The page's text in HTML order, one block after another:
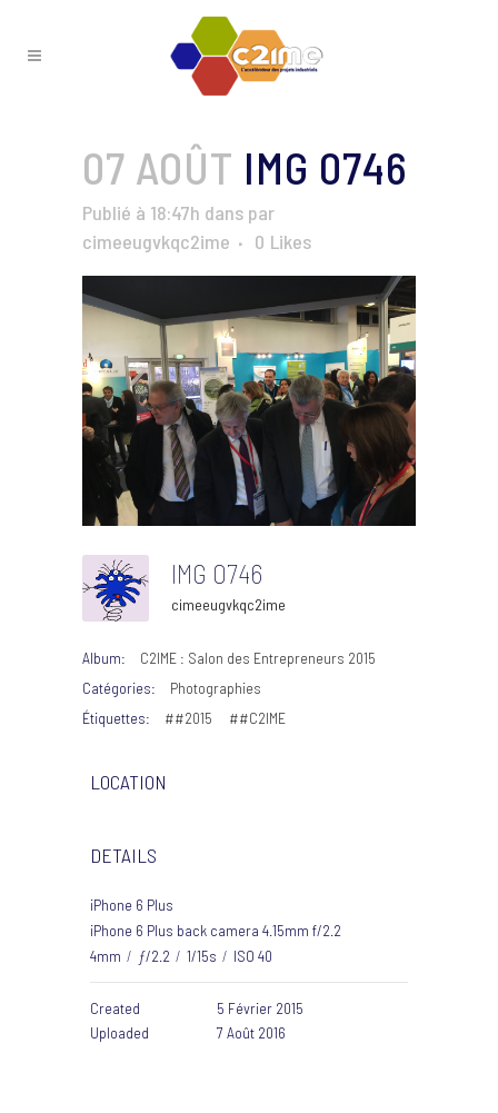
07 AOÛT IMG 0746
Publié à 18:47h dans par
cimeeugvkqc2ime
0 Likes
IMG 0746
cimeeugvkqc2ime
Album:
C2IME : Salon des Entrepreneurs 2015
Catégories:
Photographies
Étiquettes:
##2015 ##C2IME
LOCATION
DETAILS
iPhone 6 Plus
iPhone 6 Plus back camera 4.15mm f/2.2
4mm / ƒ/2.2 / 1/15s / ISO 40
Created
5 Février 2015
Uploaded
7 Août 2016